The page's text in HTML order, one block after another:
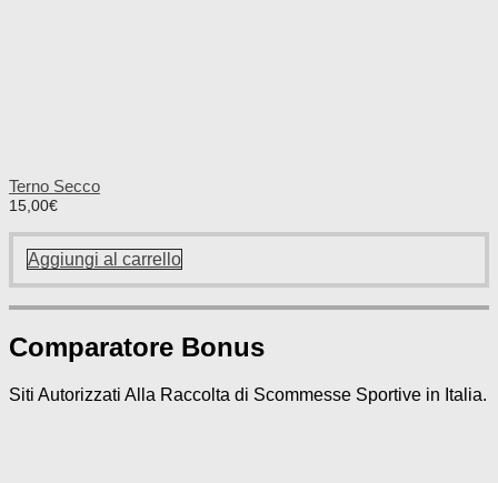
Terno Secco
15,00€
Aggiungi al carrello
Comparatore Bonus
Siti Autorizzati Alla Raccolta di Scommesse Sportive in Italia.